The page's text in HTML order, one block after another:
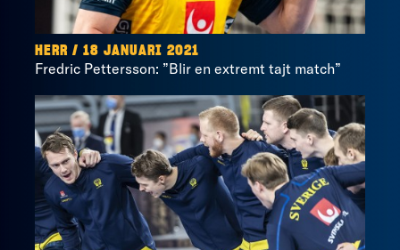
HERR / 18 JANUARI 2021
Fredric Pettersson: ”Blir en extremt tajt match”